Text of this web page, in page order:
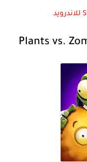
للاندرويد
Plants vs.